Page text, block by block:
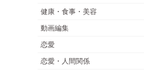
健康・食事・美容
動画編集
恋愛
恋愛・人間関係